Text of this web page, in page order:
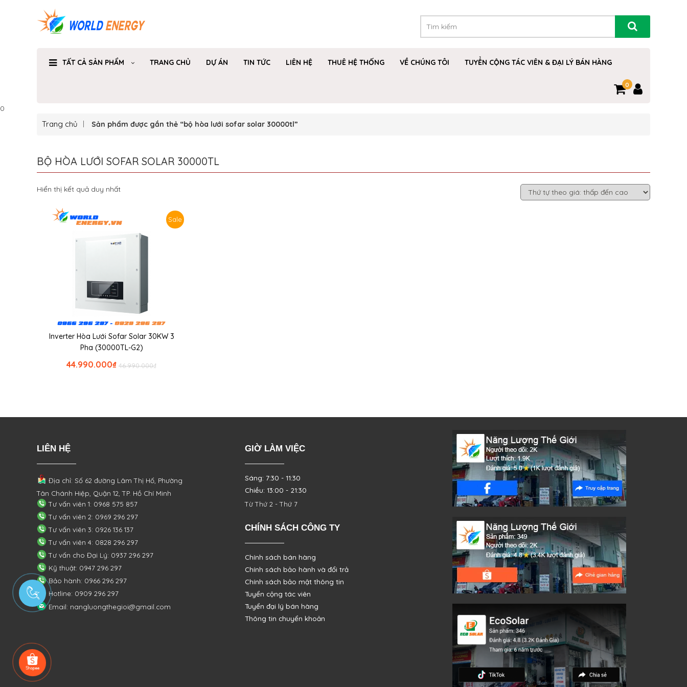
TẤT CẢ SẢN PHẨM TRANG CHỦ DỰ ÁN TIN TỨC LIÊN HỆ THUÊ HỆ THỐNG VỀ CHÚNG TÔI TUYỂN CỘNG TÁC VIÊN & ĐẠI LÝ BÁN HÀNG
0
0
Trang chủ Sản phẩm được gắn thẻ “bộ hòa lưới sofar solar 30000tl”
BỘ HÒA LƯỚI SOFAR SOLAR 30000TL
Hiển thị kết quả duy nhất
Sale
Inverter Hòa Lưới Sofar Solar 30KW 3
Pha (30000TL-G2)
₫
46.990.000
₫
44.990.000
LIÊN HỆ
Địa chỉ: Số 62 đường Lâm Thị Hố, Phường
Tân Chánh Hiệp, Quận 12, TP. Hồ Chí Minh
Tư vấn viên 1: 0968 575 857
Tư vấn viên 2: 0969 296 297
Tư vấn viên 3: 0926 136 137
Tư vấn viên 4: 0828 296 297
Tư vấn cho Đại Lý: 0937 296 297
Kỹ thuật: 0947 296 297
Bảo hành: 0966 296 297
Hotline: 0909 296 297
Email: nangluongthegioi@gmail.com
GIỜ LÀM VIỆC
Sáng: 7:30 - 11:30
Chiều: 13:00 - 21:30
Từ Thứ 2 - Thứ 7
CHÍNH SÁCH CÔNG TY
Chính sách bán hàng
Chính sách bảo hành và đổi trả
Chính sách bảo mật thông tin
Tuyển cộng tác viên
Tuyển đại lý bán hàng
Thông tin chuyển khoản